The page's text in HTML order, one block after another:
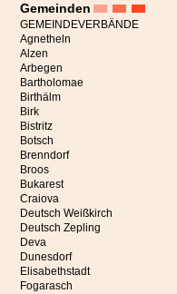
Gemeinden
GEMEINDEVERBÄNDE
Agnetheln
Alzen
Arbegen
Bartholomae
Birthälm
Birk
Bistritz
Botsch
Brenndorf
Broos
Bukarest
Craiova
Deutsch Weißkirch
Deutsch Zepling
Deva
Dunesdorf
Elisabethstadt
Fogarasch